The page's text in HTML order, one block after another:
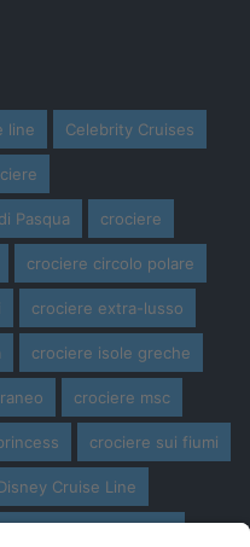
line Celebrity Cruises
Pasqua crociere
crociere circolo polare
crociere extra-lusso
crociere isole greche
crociere msc
crociere sui fiumi
Cruise Line